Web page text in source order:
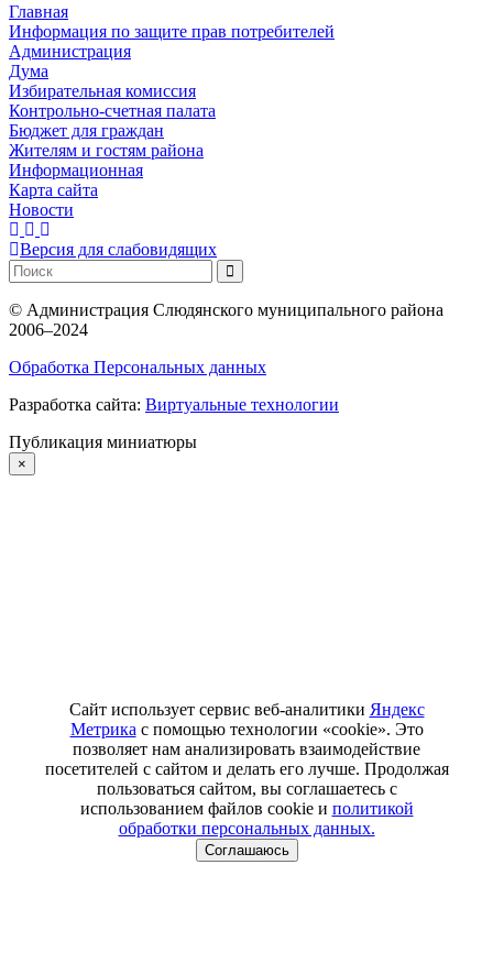
Главная
Информация по защите прав потребителей
Администрация
Дума
Избирательная комиссия
Контрольно-счетная палата
Бюджет для граждан
Жителям и гостям района
Информационная
Карта сайта
Новости
Версия для слабовидящих
© Администрация Слюдянского муниципального района
2006–2024
Обработка Персональных данных
Разработка сайта: Виртуальные технологии
Публикация миниатюры
×
Сайт использует сервис веб-аналитики Яндекс
Метрика с помощью технологии «cookie». Это
позволяет нам анализировать взаимодействие
посетителей с сайтом и делать его лучше. Продолжая
пользоваться сайтом, вы соглашаетесь с
использованием файлов cookie и политикой
обработки персональных данных.
Соглашаюсь